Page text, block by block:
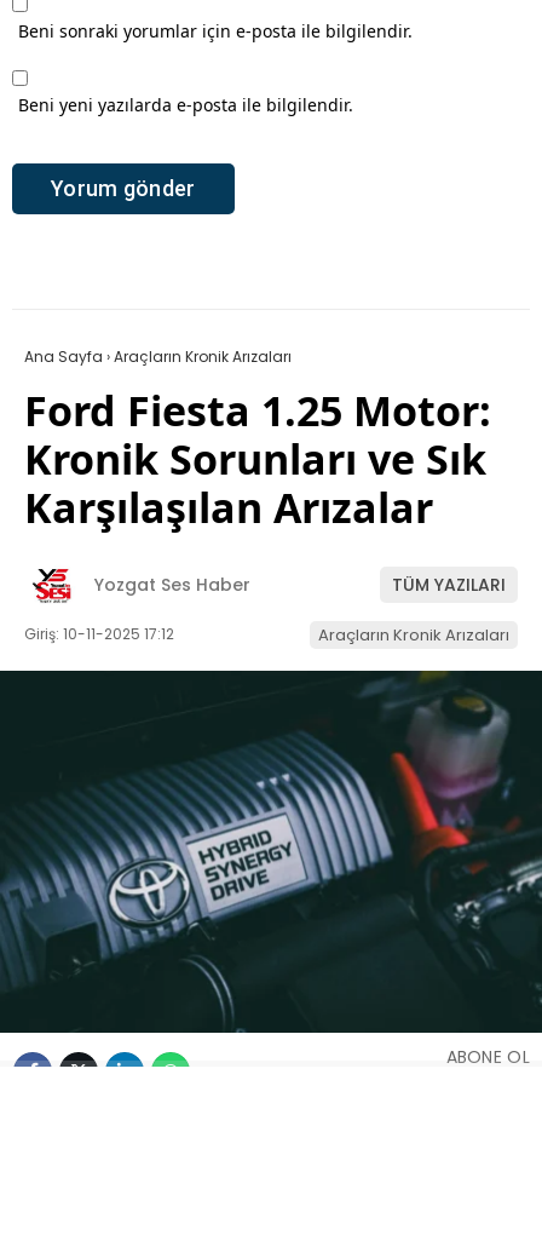
Beni sonraki yorumlar için e-posta ile bilgilendir.
Beni yeni yazılarda e-posta ile bilgilendir.
Ana Sayfa ›Araçların Kronik Arızaları
Ford Fiesta 1.25 Motor:
Kronik Sorunları ve Sık
Karşılaşılan Arızalar
Yozgat Ses Haber TÜM YAZILARI
Giriş: 10-11-2025 17:12 Araçların Kronik Arızaları
ABONE OL